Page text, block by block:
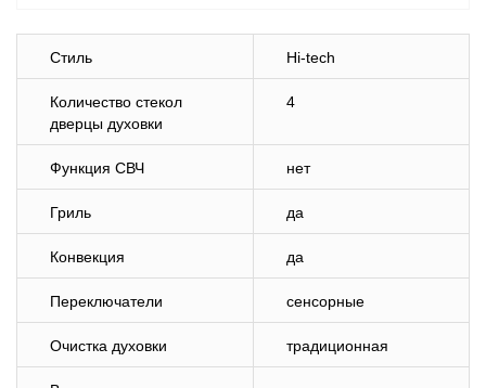
Стиль Hi-tech
Количество стекол
дверцы духовки
4
Функция СВЧ нет
Гриль да
Конвекция да
Переключатели сенсорные
Очистка духовки традиционная